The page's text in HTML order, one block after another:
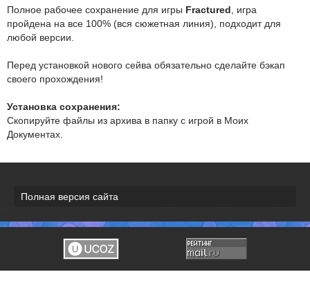
Полное рабочее сохранение для игры Fractured , игра
пройдена на все 100% (вся сюжетная линия), подходит для
любой версии.
Перед установкой нового сейва обязательно сделайте бэкап
своего прохождения!
Установка сохранения:
Скопируйте файлы из архива в папку с игрой в Моих
Документах.
Полная версия сайта